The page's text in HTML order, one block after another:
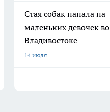
Стая собак напала на
маленьких девочек во
Владивостоке
14 июля